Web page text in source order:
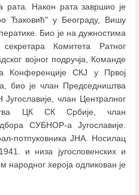
рата. Након рата завршио је
Ђаковић" у Београду, Вишу
Био је на дужностима
Комитета Ратног
војног подручја, Команде
Конференције СКЈ у Првој
био је члан Председништва
члан Централног
ЦК СК Србије, члан
СУБНОР-а Југославије.
потпуковника ЈНА. Носилац
и низа југословенских и
хероја одликован је